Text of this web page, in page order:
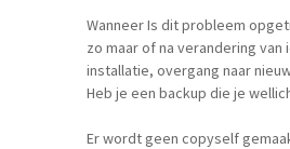
Wanneer Is dit probleem
zo maar of na verandering van
installatie, overgang naar
Heb je een backup die je
Er wordt geen copyself